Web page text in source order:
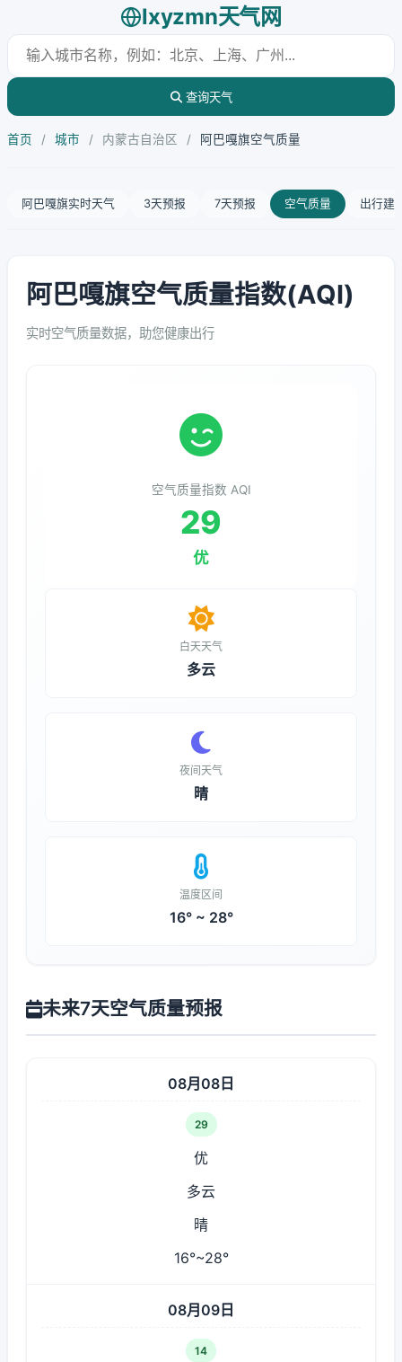
lxyzmn天气网
查询天气
首页 / 城市 / 内蒙古自治区 / 阿巴嘎旗空气质量
阿巴嘎旗实时天气 3天预报 7天预报 空气质量 出行建
阿巴嘎旗空气质量指数(AQI)
实时空气质量数据，助您健康出行
空气质量指数 AQI
29
优
白天天气
多云
夜间天气
晴
温度区间
16° ~ 28°
未来7天空气质量预报
08月08日
29
优
多云
晴
16°~28°
08月09日
14